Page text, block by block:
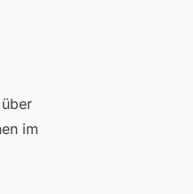
im